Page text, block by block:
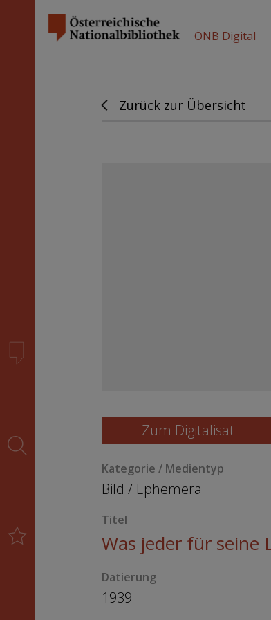
ÖNB Digital
Zurück zur Übersicht
Zum Digitalisat
Kategorie / Medientyp
Bild / Ephemera
Titel
Was jeder für
Datierung
1939